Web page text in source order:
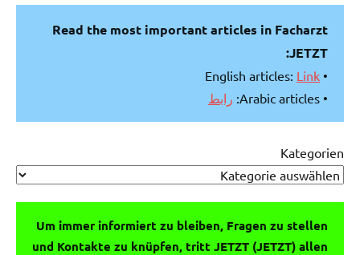
Read the most important articles in Facharzt
JETZT:
• English articles:
Link
• Arabic articles:
رابط
Kategorien
Um immer informiert zu bleiben, Fragen zu stellen
und Kontakte zu knüpfen, tritt JETZT (JETZT) allen